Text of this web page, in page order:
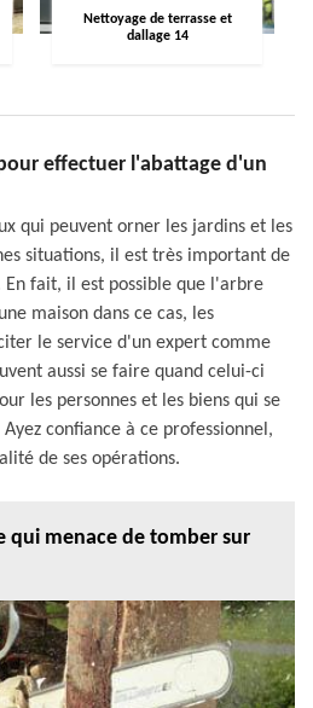
Nettoyage de terrasse et
dallage 14
effectuer l'abattage d'un
qui peuvent orner les jardins et les
situations, il est très important de
fait, il est possible que l'arbre
maison dans ce cas, les
le service d'un expert comme
aussi se faire quand celui-ci
les personnes et les biens qui se
confiance à ce professionnel,
de ses opérations.
qui menace de tomber sur